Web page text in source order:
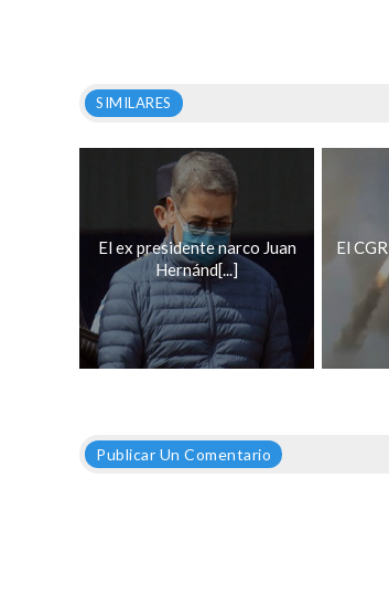
SIMILARES
El ex presidente narco Juan
Hernánd[...]
El
Publicar Un Comentario